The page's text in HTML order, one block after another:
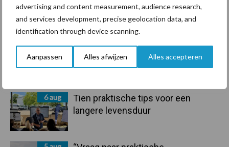
advertising and content measurement, audience research,
and services development, precise geolocation data, and
identification through device scanning.
Aanpassen Alles afwijzen Alles accepteren
onderschatte risicofactor voor
mastitis
6 aug
ForFarmers ziet volume en
marktaandeel groeien in krimpende
Nederlandse markt
6 aug
Tien praktische tips voor een
langere levensduur